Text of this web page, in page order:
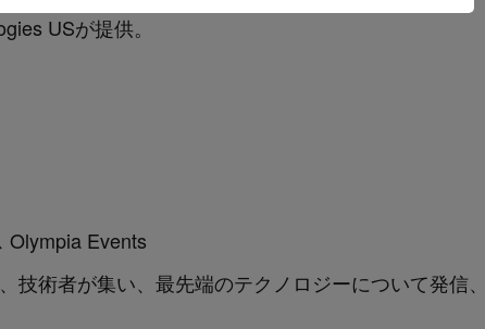
USが提供。
Olympia Events
技術者が集い、最先端のテクノロジーについて発信